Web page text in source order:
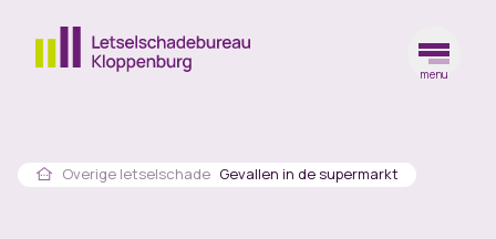
menu
Home
Overige letselschade Gevallen in de supermarkt